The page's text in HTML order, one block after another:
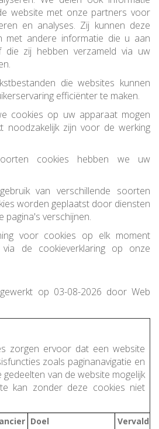
website met onze partners voor
en analyses. Zij kunnen deze
met andere informatie die u aan
zij hebben verzameld via uw
die websites kunnen
efficiënter te maken.
cookies op uw apparaat mogen
noodzakelijk zijn voor de werking
cookies hebben we uw
van verschillende soorten
worden geplaatst door diensten
pagina's verschijnen.
voor cookies op elk moment
de cookieverklaring op onze
op 03-08-2026 doorWeb
zorgen ervoor dat een website
zoals paginanavigatie en
van de website mogelijk
kan zonder deze cookies niet
Doel